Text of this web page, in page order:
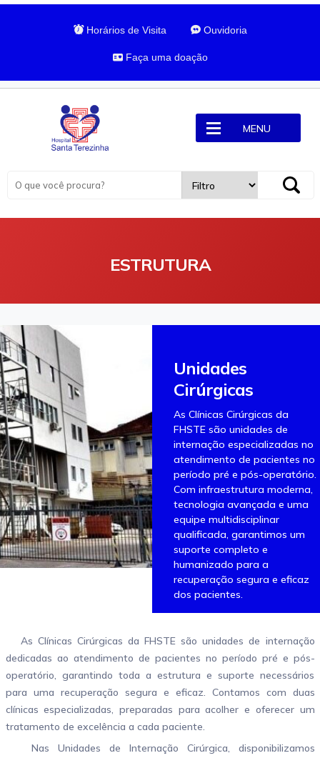
Horários de Visita Ouvidoria
Faça uma doação
MENU
ESTRUTURA
Unidades
Cirúrgicas
As Clínicas Cirúrgicas da
FHSTE são unidades de
internação especializadas no
atendimento de pacientes no
período pré e pós-operatório.
Com infraestrutura moderna,
tecnologia avançada e uma
equipe multidisciplinar
qualificada, garantimos um
suporte completo e
humanizado para a
recuperação segura e eficaz
dos pacientes.
As Clínicas Cirúrgicas da FHSTE são unidades de internação
dedicadas ao atendimento de pacientes no período pré e pós-
operatório, garantindo toda a estrutura e suporte necessários
para uma recuperação segura e eficaz. Contamos com duas
clínicas especializadas, preparadas para acolher e oferecer um
tratamento de excelência a cada paciente.
Nas Unidades de Internação Cirúrgica, disponibilizamos